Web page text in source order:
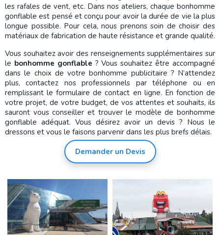
les rafales de vent, etc. Dans nos ateliers, chaque bonhomme
gonflable est pensé et conçu pour avoir la durée de vie la plus
longue possible. Pour cela, nous prenons soin de choisir des
matériaux de fabrication de haute résistance et grande qualité.
Vous souhaitez avoir des renseignements supplémentaires sur
le bonhomme gonflable ? Vous souhaitez être accompagné
dans le choix de votre bonhomme publicitaire ? N’attendez
plus, contactez nos professionnels par téléphone ou en
remplissant le formulaire de contact en ligne. En fonction de
votre projet, de votre budget, de vos attentes et souhaits, ils
sauront vous conseiller et trouver le modèle de bonhomme
gonflable adéquat. Vous désirez avoir un devis ? Nous le
dressons et vous le faisons parvenir dans les plus brefs délais.
Demander un Devis